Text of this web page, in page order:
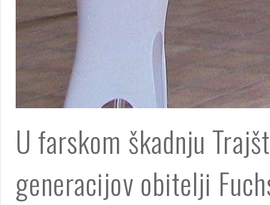
U farskom škadnju
generacijov obitelji